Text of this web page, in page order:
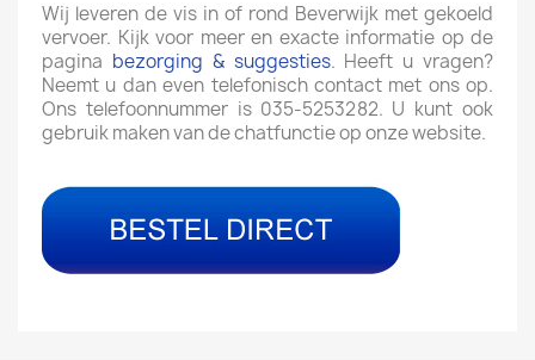
Wij leveren de vis in of rond Beverwijk met gekoeld
vervoer. Kijk voor meer en exacte informatie op de
pagina bezorging & suggesties. Heeft u vragen?
Neemt u dan even telefonisch contact met ons op.
Ons telefoonnummer is 035-5253282. U kunt ook
gebruik maken van de chatfunctie op onze website.